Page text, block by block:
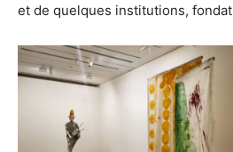
et de quelques institutions,